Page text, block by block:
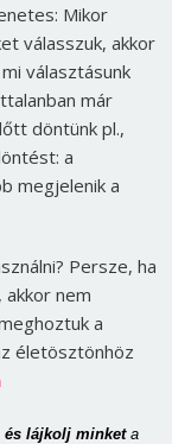
Mikor
válasszuk, akkor
választásunk
már
döntünk pl.,
a
megjelenik a
Persze, ha
nem
a
életösztönhöz
és lájkolj minket a